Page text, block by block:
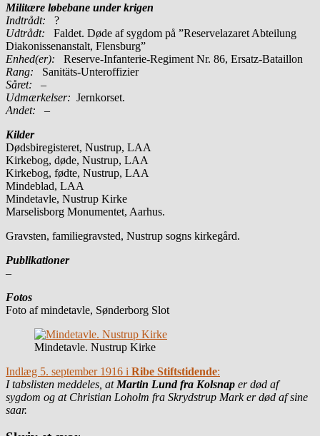
Militære løbebane under krigen
Indtrådt: ?
Udtrådt: Faldet. Døde af sygdom på ”Reservelazaret Abteilung
Diakonissenanstalt, Flensburg”
Enhed(er):
Reserve-Infanterie-Regiment Nr. 86, Ersatz-Bataillon
Rang:
Sanitäts-Unteroffizier
Såret: –
Udmærkelser: Jernkorset.
Andet: –
Kilder
Dødsbiregisteret, Nustrup, LAA
Kirkebog, døde, Nustrup, LAA
Kirkebog, fødte, Nustrup, LAA
Mindeblad, LAA
Mindetavle, Nustrup Kirke
Marselisborg Monumentet, Aarhus.
Gravsten, familiegravsted, Nustrup sogns kirkegård.
Publikationer
–
Fotos
Foto af mindetavle, Sønderborg Slot
Mindetavle. Nustrup Kirke
Indlæg 5. september 1916 i Ribe Stiftstidende:
I tabslisten meddeles, at Martin Lund fra Kolsnap er død af
sygdom og at Christian Loholm fra Skrydstrup Mark er død af sine
saar.